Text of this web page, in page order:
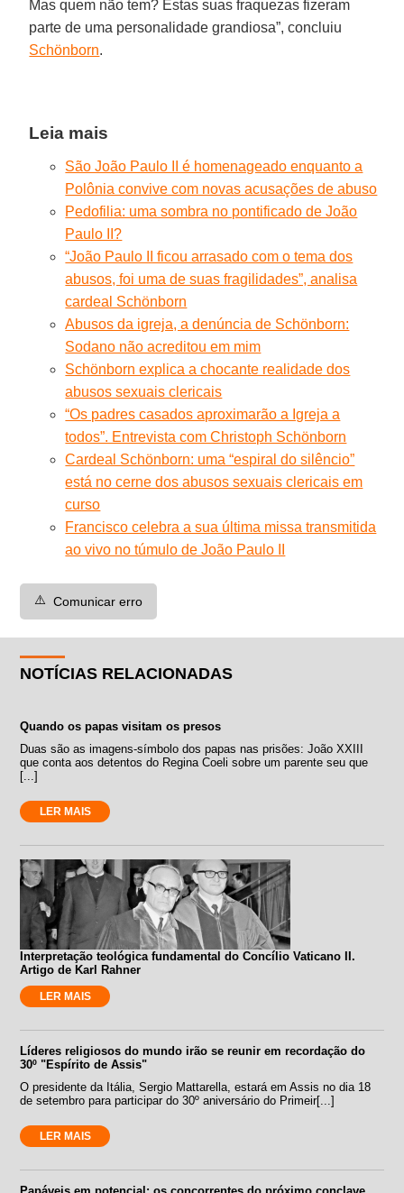
Mas quem não tem? Estas suas fraquezas fizeram
parte de uma personalidade grandiosa”, concluiu
Schönborn.
Leia mais
São João Paulo II é homenageado enquanto a
Polônia convive com novas acusações de abuso
Pedofilia: uma sombra no pontificado de João
Paulo II?
“João Paulo II ficou arrasado com o tema dos
abusos, foi uma de suas fragilidades”, analisa
cardeal Schönborn
Abusos da igreja, a denúncia de Schönborn:
Sodano não acreditou em mim
Schönborn explica a chocante realidade dos
abusos sexuais clericais
“Os padres casados aproximarão a Igreja a
todos”. Entrevista com Christoph Schönborn
Cardeal Schönborn: uma “espiral do silêncio”
está no cerne dos abusos sexuais clericais em
curso
Francisco celebra a sua última missa transmitida
ao vivo no túmulo de João Paulo II
⚠️ Comunicar erro
NOTÍCIAS RELACIONADAS
Quando os papas visitam os presos
Duas são as imagens-símbolo dos papas nas prisões: João XXIII
que conta aos detentos do Regina Coeli sobre um parente seu que
[...]
LER MAIS
Interpretação teológica fundamental do Concílio Vaticano II.
Artigo de Karl Rahner
LER MAIS
Líderes religiosos do mundo irão se reunir em recordação do
30º "Espírito de Assis"
O presidente da Itália, Sergio Mattarella, estará em Assis no dia 18
de setembro para participar do 30º aniversário do Primeir[...]
LER MAIS